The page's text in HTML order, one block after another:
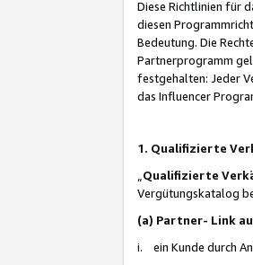
Diese Richtlinien für
diesen
Bedeutung. Die
Partnerprogramm
festgehalten: Jeder
das Influencer
1. Qualifizierte
Qualifizierte
Vergütungskatalog
(a) Partner- Link
i. ein Kunde durch